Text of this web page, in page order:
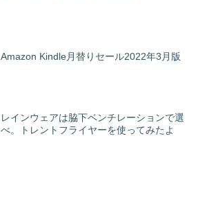
Amazon Kindle月替りセール2022年3月版
レインウェアは脇下ベンチレーションで選
べ。トレントフライヤーを使ってみたよ